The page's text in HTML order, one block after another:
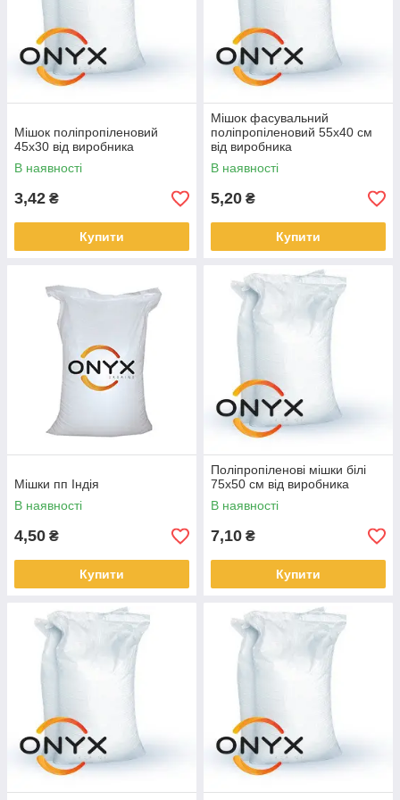
Мішок поліпропіленовий
45х30 від виробника
В наявності
3,42 ₴
Купити
Мішок фасувальний
поліпропіленовий 55х40 см
від виробника
В наявності
5,20 ₴
Купити
Мішки пп Індія
В наявності
4,50 ₴
Купити
Поліпропіленові мішки білі
75х50 см від виробника
В наявності
7,10 ₴
Купити